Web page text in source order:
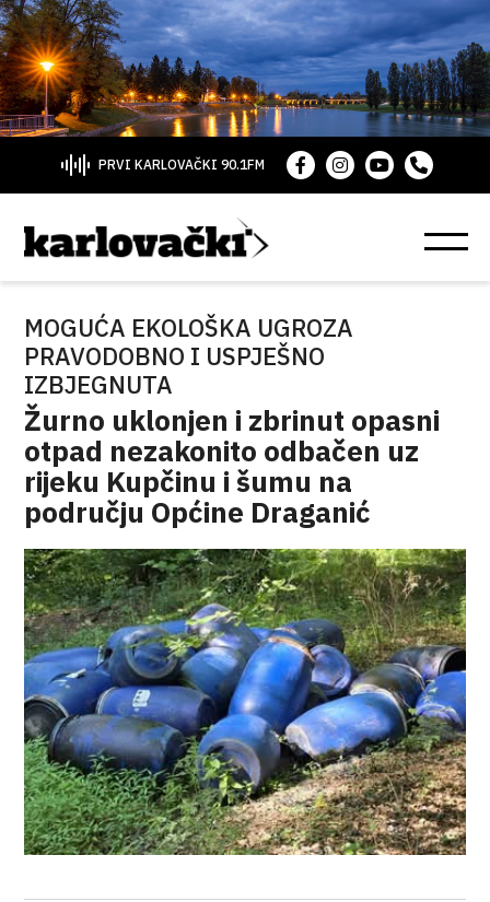
PRVI KARLOVAČKI 90.1FM
MOGUĆA EKOLOŠKA UGROZA
PRAVODOBNO I USPJEŠNO
IZBJEGNUTA
Žurno uklonjen i zbrinut opasni
otpad nezakonito odbačen uz
rijeku Kupčinu i šumu na
području Općine Draganić